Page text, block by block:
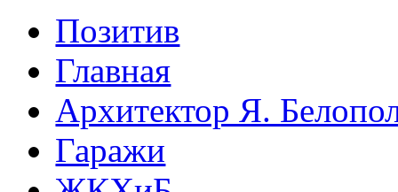
Позитив
Главная
Архитектор Я.
Гаражи